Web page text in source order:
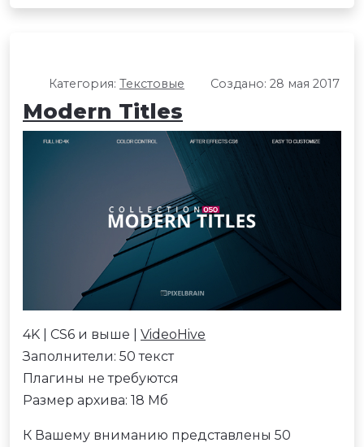
Категория: Текстовые Создано: 28 мая 2017
Modern Titles
4K | CS6 и выше | VideoHive
Заполнители: 50 текст
Плагины не требуются
Размер архива: 18 Мб
К Вашему вниманию представлены 50